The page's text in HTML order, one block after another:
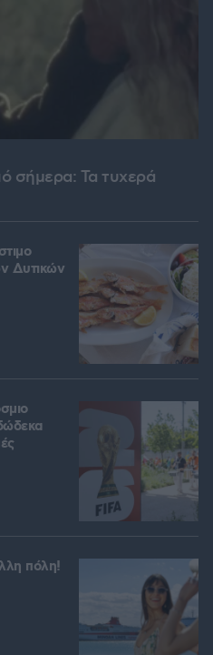
σήμερα: Τα τυχερά
Δυτικών
πόλη!